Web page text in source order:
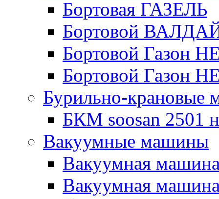
Бортовая ГАЗЕЛЬ
Бортовой
Бортовой Газон
Бортовой Газон
Бурильно-крановые
БКМ soosan 2501
Вакуумные машины
Вакуумная
Вакуумная